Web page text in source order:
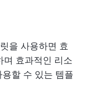
을 사용하면 효
며 효과적인 리소
할 수 있는 템플